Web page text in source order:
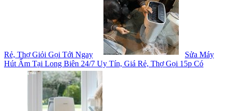
Rẻ, Thợ Giỏi Gọi Tới Ngay
Sửa Máy
Hút Ẩm Tại Long Biên 24/7 Uy Tín, Giá Rẻ, Thợ Gọi 15p Có